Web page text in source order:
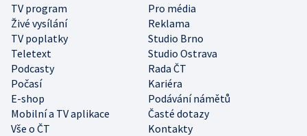
TV program
Pro média
Živé vysílání
Reklama
TV poplatky
Studio Brno
Teletext
Studio Ostrava
Podcasty
Rada ČT
Počasí
Kariéra
E-shop
Podávání námětů
Mobilní a TV aplikace
Časté dotazy
Vše o ČT
Kontakty